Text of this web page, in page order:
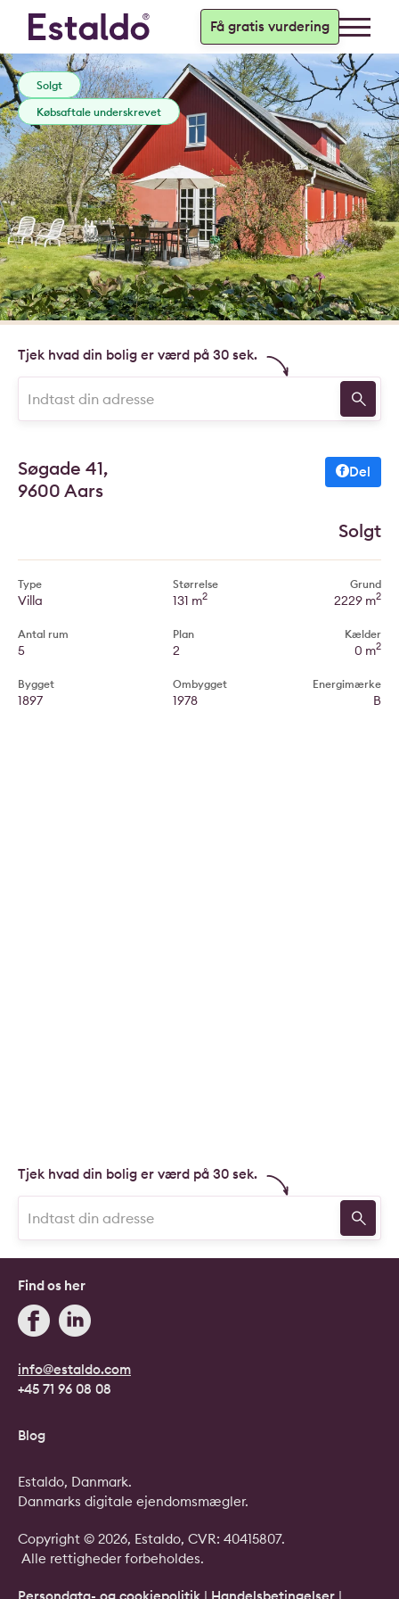
Få gratis vurdering
Solgt
Købsaftale underskrevet
Tjek hvad din bolig er værd på 30 sek.
Søgade 41,
9600 Aars
Del
Solgt
Type
Villa
Antal rum
5
Bygget
1897
Størrelse
131 m2
Plan
2
Ombygget
1978
Grund
2229 m2
Kælder
0 m2
Energimærke
B
Tjek hvad din bolig er værd på 30 sek.
info@estaldo.com
+45 71 96 08 08
Find os her
Blog
Copyright © 2026, Estaldo, CVR: 40415807.
Alle rettigheder forbeholdes.
Persondata- og cookiepolitik | Handelsbetingelser |
Estaldo, Danmark.
Danmarks digitale ejendomsmægler.